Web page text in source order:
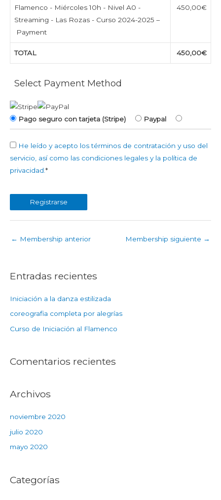
Flamenco - Miércoles 10h - Nivel A0 -
Streaming - Las Rozas - Curso 2024-2025 –
Payment
450,00€
TOTAL 450,00€
Select Payment Method
Pago seguro con tarjeta (Stripe) Paypal
He leído y acepto los términos de contratación y uso del
servicio, así como las condiciones legales y la política de
privacidad. *
← Membership anterior Membership siguiente →
Entradas recientes
Iniciación a la danza estilizada
coreografia completa por alegrías
Curso de Iniciación al Flamenco
Comentarios recientes
Archivos
noviembre 2020
julio 2020
mayo 2020
Categorías